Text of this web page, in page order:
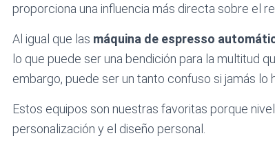
proporciona una influencia más directa sobre el
Al igual que las máquina de espresso
lo que puede ser una bendición para la multitud
embargo, puede ser un tanto confuso si jamás lo
Estos equipos son nuestras favoritas porque
personalización y el diseño personal.